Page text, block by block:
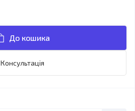
До кошика
Консультація